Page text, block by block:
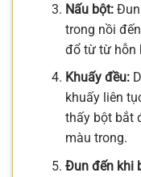
Nấu bột:Đun
trong nồi
đổ từ từ hỗn
Khuấy đều:
khuấy liên
thấy bột bắt
màu trong.
Đun đến khi